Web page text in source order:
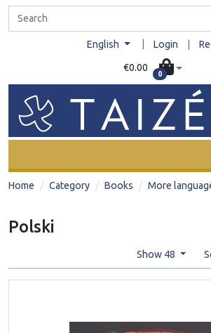
English Login
€0.00
0
Home Category Books More
Polski
Show 48